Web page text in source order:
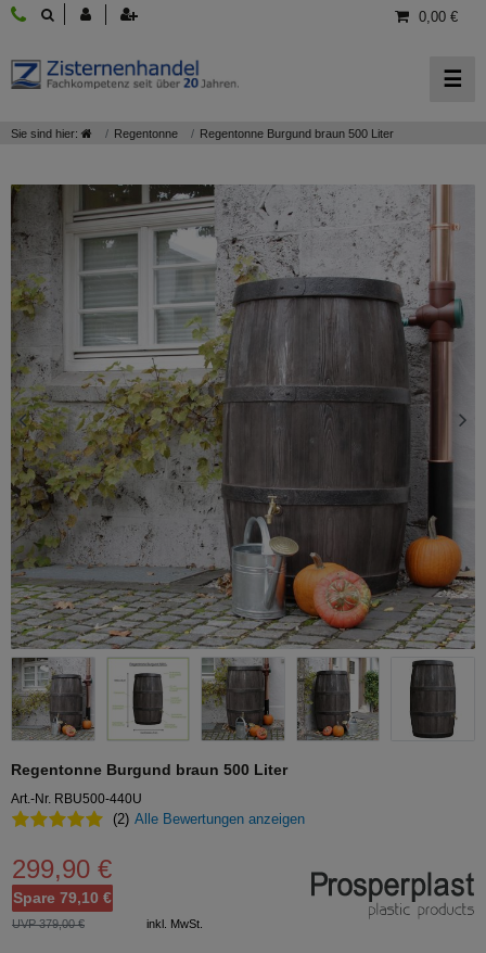
0,00 €
☰
Sie sind hier: Regentonne Regentonne Burgund braun 500 Liter
Regentonne Burgund braun 500 Liter
Art.-Nr. RBU500-440U
(2) Alle Bewertungen anzeigen
299,90 €
Spare 79,10 €
UVP 379,00 € inkl. MwSt.